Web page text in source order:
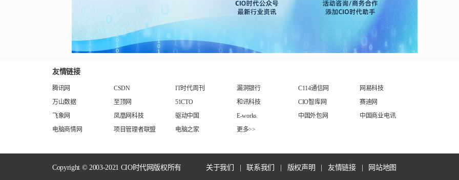
友情链接
腾讯网 CSDN IT时代周刊 漏洞银行 C114通信网
网易科技
万山数据
至顶网 51CTO 和讯科技 CIO智库网
赛迪网
飞象网
凤凰网科技 驱动中国 E-works 中国外包网
中国商业电讯
电脑商情网
项目管理者联盟 电脑之家 更多>>
Copyright © 2003-2021 CIO时代网版权所有 关于我们 联系我们 版权声明 友情链接 网站地图